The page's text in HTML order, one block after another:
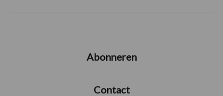
Abonneren
Contact